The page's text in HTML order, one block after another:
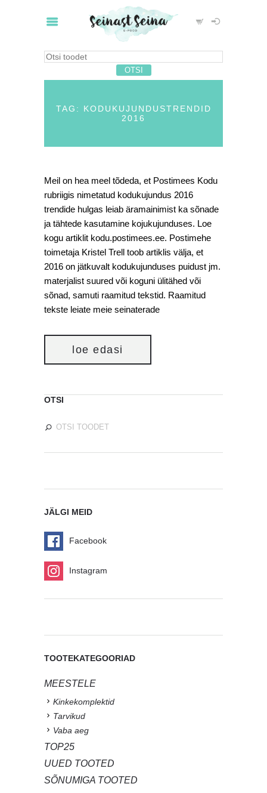
TAG: KODUKUJUNDUSTRENDID
2016
Meil on hea meel tõdeda, et Postimees Kodu
rubriigis nimetatud kodukujundus 2016
trendide hulgas leiab äramainimist ka sõnade
ja tähtede kasutamine kojukujunduses. Loe
kogu artiklit kodu.postimees.ee. Postimehe
toimetaja Kristel Trell toob artiklis välja, et
2016 on jätkuvalt kodukujunduses puidust jm.
materjalist suured või koguni ülitähed või
sõnad, samuti raamitud tekstid. Raamitud
tekste leiate meie seinaterade
loe edasi
OTSI
JÄLGI MEID
Facebook
Instagram
TOOTEKATEGOORIAD
MEESTELE
Kinkekomplektid
Tarvikud
Vaba aeg
TOP25
UUED TOOTED
SÕNUMIGA TOOTED